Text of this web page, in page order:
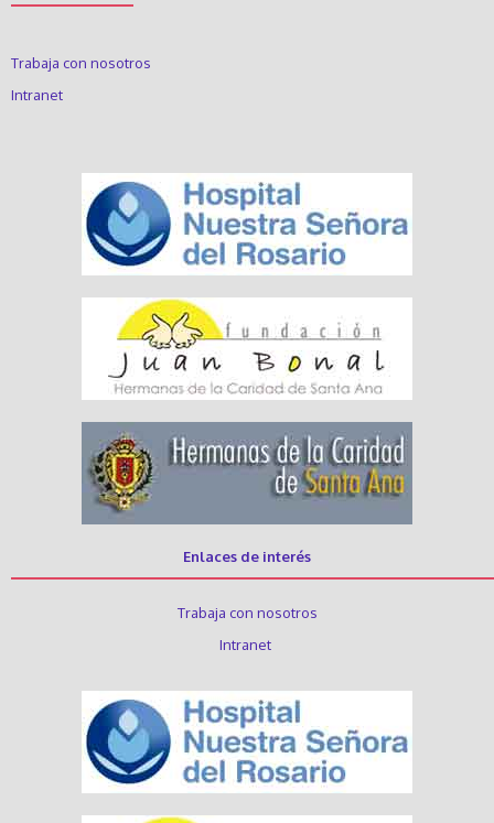
Trabaja con nosotros
Intranet
Enlaces de interés
Trabaja con nosotros
Intranet